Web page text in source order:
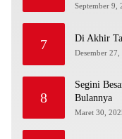
September 9,
7 Di Akhir
Desember
8
Segini
Bulannya
Maret 30,